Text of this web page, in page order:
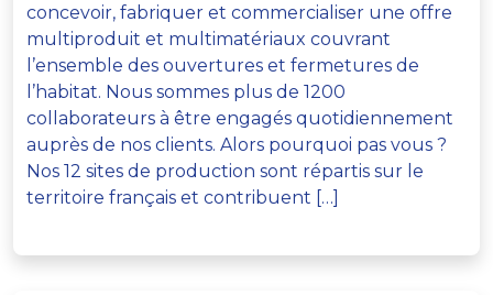
concevoir, fabriquer et commercialiser une offre
multiproduit et multimatériaux couvrant
l’ensemble des ouvertures et fermetures de
l’habitat. Nous sommes plus de 1200
collaborateurs à être engagés quotidiennement
auprès de nos clients. Alors pourquoi pas vous ?
Nos 12 sites de production sont répartis sur le
territoire français et contribuent […]